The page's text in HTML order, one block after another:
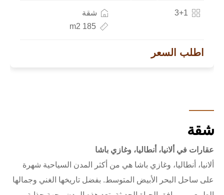
شقة
3+1
185 m2
اطلب السعر
شقة
عقارات في ألانيا، أنطاليا، وغازي باشا
ألانيا، أنطاليا، وغازي باشا هي من أكثر المدن السياحية شهرة
على ساحل البحر الأبيض المتوسط. بفضل تاريخها الغني وجمالها